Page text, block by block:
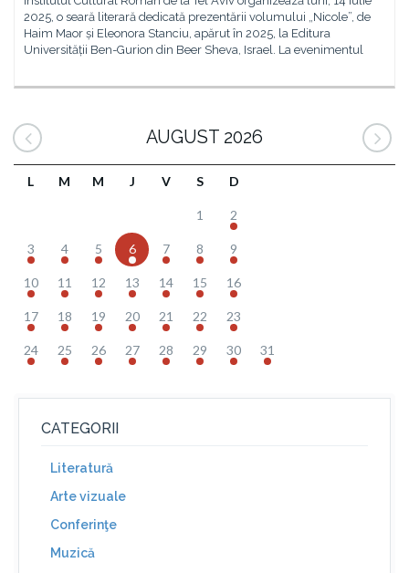
2025, o seară literară dedicată prezentării volumului „Nicole”, de
Haim Maor și Eleonora Stanciu, apărut în 2025, la Editura
Universității Ben-Gurion din Beer Sheva, Israel. La evenimentul
AUGUST 2026
L M M J V S D
1 2
3 4 5 6 7 8 9
10 11 12 13 14 15 16
17 18 19 20 21 22 23
24 25 26 27 28 29 30 31
CATEGORII
Literatură
Arte vizuale
Conferinţe
Muzică